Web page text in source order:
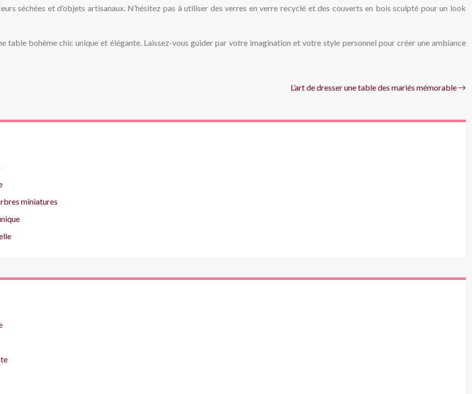
séchées et d’objets artisanaux. N’hésitez pas à utiliser des verres en verre recyclé et des couverts en bois sculpté pour un look
table bohème chic unique et élégante. Laissez-vous guider par votre imagination et votre style personnel pour créer une ambiance
L’art de dresser une table des mariés mémorable
miniatures